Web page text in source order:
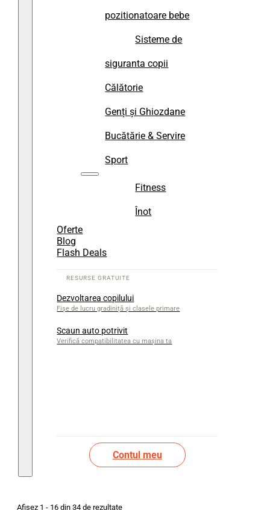
pozitionatoare bebe
Sisteme de
siguranta copii
Călătorie
Genți și Ghiozdane
Bucătărie & Servire
Sport
Fitness
Înot
Oferte
Blog
Flash Deals
Dezvoltarea copilului
Fișe de lucru gradiniță și clasele primare
Scaun auto potrivit
Verifică compatibilitatea cu mașina ta
Contul meu
Afișez 1 - 16 din 34 de rezultate